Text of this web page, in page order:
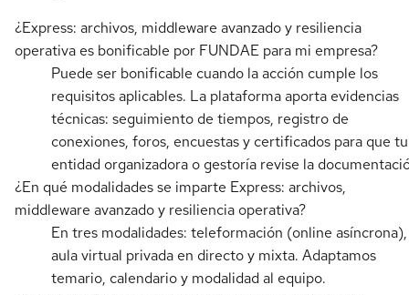
¿Express: archivos, middleware avanzado y resiliencia
operativa es bonificable por FUNDAE para mi empresa?
Puede ser bonificable cuando la acción cumple los
requisitos aplicables. La plataforma aporta evidencias
técnicas: seguimiento de tiempos, registro de
conexiones, foros, encuestas y certificados para que tu
entidad organizadora o gestoría revise la
¿En qué modalidades se imparte Express: archivos,
middleware avanzado y resiliencia operativa?
En tres modalidades: teleformación (online asíncrona),
aula virtual privada en directo y mixta. Adaptamos
temario, calendario y modalidad al equipo.